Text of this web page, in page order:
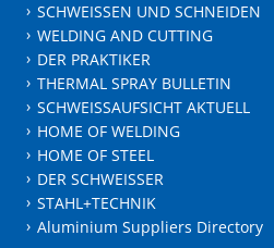
SCHWEISSEN UND SCHNEIDEN
WELDING AND CUTTING
DER PRAKTIKER
THERMAL SPRAY BULLETIN
SCHWEISSAUFSICHT AKTUELL
HOME OF WELDING
HOME OF STEEL
DER SCHWEISSER
STAHL+TECHNIK
Aluminium Suppliers Directory